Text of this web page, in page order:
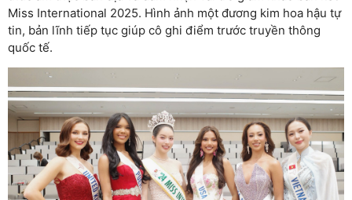
Miss International 2025. Hình ảnh một đương kim hoa hậu tự
tin, bản lĩnh tiếp tục giúp cô ghi điểm trước truyền thông
quốc tế.